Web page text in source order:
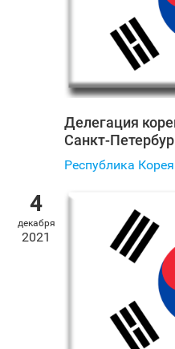
Делегация
Республика Корея
4
декабря
2021